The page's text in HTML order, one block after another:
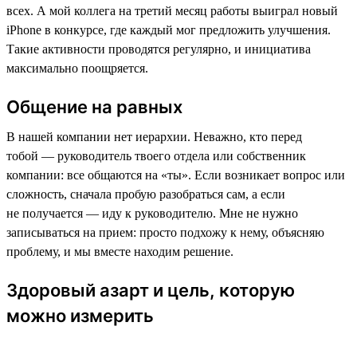
всех. А мой коллега на третий месяц работы выиграл новый
iPhone в конкурсе, где каждый мог предложить улучшения.
Такие активности проводятся регулярно, и инициатива
максимально поощряется.
Общение на равных
В нашей компании нет иерархии. Неважно, кто перед
тобой — руководитель твоего отдела или собственник
компании: все общаются на «ты». Если возникает вопрос или
сложность, сначала пробую разобраться сам, а если
не получается — иду к руководителю. Мне не нужно
записываться на прием: просто подхожу к нему, объясняю
проблему, и мы вместе находим решение.
Здоровый азарт и цель, которую
можно измерить